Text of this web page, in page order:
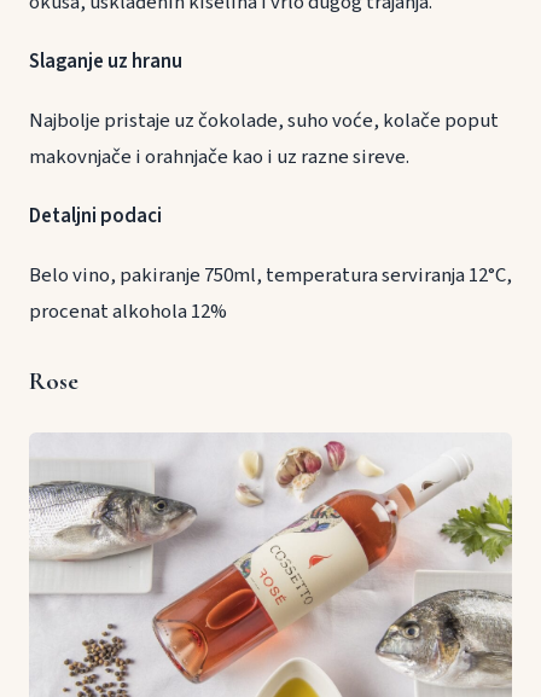
Slaganje uz hranu
Najbolje pristaje uz čokolade, suho voće, kolače poput
makovnjače i orahnjače kao i uz razne sireve.
Detaljni podaci
Belo vino, pakiranje 750ml, temperatura serviranja 12°C,
procenat alkohola 12%
Rose